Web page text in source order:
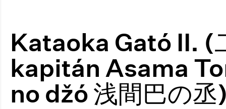
Kataoka Gató II. (
kapitán Asama
no džó 浅間巴の丞